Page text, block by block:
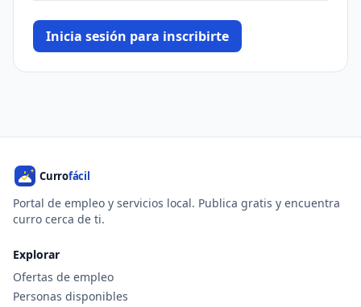
Inicia sesión para inscribirte
Portal de empleo y servicios local. Publica gratis y encuentra
curro cerca de ti.
Explorar
Ofertas de empleo
Personas disponibles